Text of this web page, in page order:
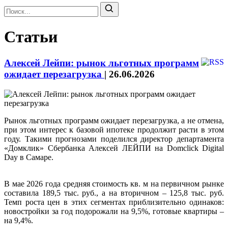
Статьи
Алексей Лейпи: рынок льготных программ
ожидает перезагрузка | 26.06.2026
Рынок льготных программ ожидает перезагрузка, а не отмена,
при этом интерес к базовой ипотеке продолжит расти в этом
году. Такими прогнозами поделился директор департамента
«Домклик» Сбербанка Алексей ЛЕЙПИ на Domclick Digital
Day в Самаре.
В мае 2026 года средняя стоимость кв. м на первичном рынке
составила 189,5 тыс. руб., а на вторичном – 125,8 тыс. руб.
Темп роста цен в этих сегментах приблизительно одинаков:
новостройки за год подорожали на 9,5%, готовые квартиры –
на 9,4%.